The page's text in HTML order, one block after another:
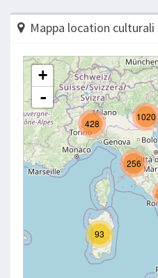
Mappa location culturali